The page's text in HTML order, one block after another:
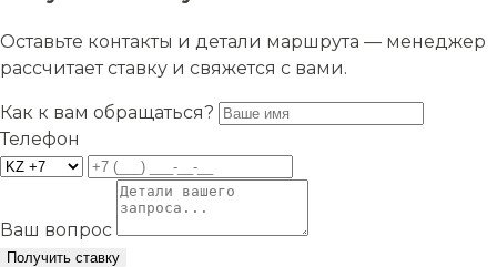
Оставьте контакты и детали маршрута — менеджер
рассчитает ставку и свяжется с вами.
Как к вам обращаться?
Телефон
Ваш вопрос
Получить ставку